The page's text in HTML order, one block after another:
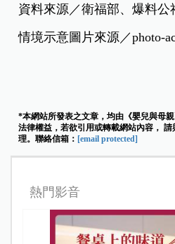
資料來源／衛福部、爆料公
情境示意圖片來源／photo-
*本網站所發表之文章，均由《嬰兒與母
法律權益，若欲引用或轉載網站內容，
理。聯絡信箱： [email protected]
熱門影音